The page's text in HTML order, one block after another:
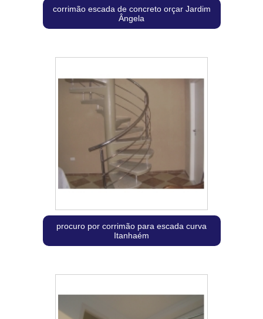
corrimão escada de concreto orçar Jardim
Ângela
procuro por corrimão para escada curva
Itanhaém